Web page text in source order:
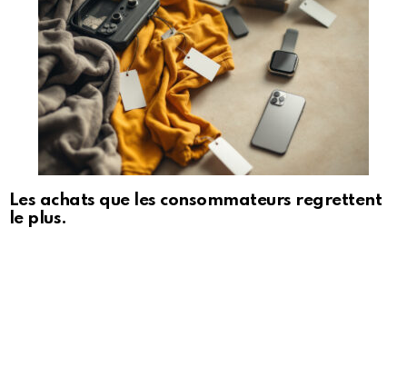
Les achats que les consommateurs regrettent
le plus.